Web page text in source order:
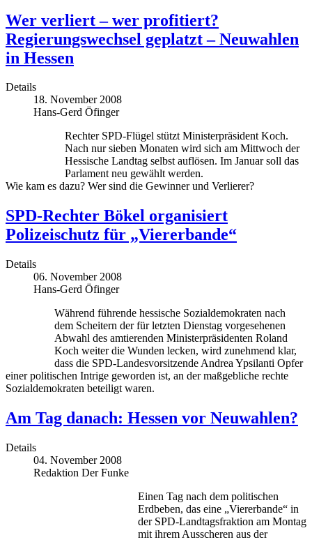
Wer verliert – wer profitiert?
Regierungswechsel geplatzt – Neuwahlen
in Hessen
Details
18. November 2008
Hans-Gerd Öfinger
Rechter SPD-Flügel stützt Ministerpräsident Koch.
Nach nur sieben Monaten wird sich am Mittwoch der
Hessische Landtag selbst auflösen. Im Januar soll das
Parlament neu gewählt werden.
Wie kam es dazu? Wer sind die Gewinner und Verlierer?
SPD-Rechter Bökel organisiert
Polizeischutz für „Viererbande“
Details
06. November 2008
Hans-Gerd Öfinger
Während führende hessische Sozialdemokraten nach
dem Scheitern der für letzten Dienstag vorgesehenen
Abwahl des amtierenden Ministerpräsidenten Roland
Koch weiter die Wunden lecken, wird zunehmend klar,
dass die SPD-Landesvorsitzende Andrea Ypsilanti Opfer
einer politischen Intrige geworden ist, an der maßgebliche rechte
Sozialdemokraten beteiligt waren.
Am Tag danach: Hessen vor Neuwahlen?
Details
04. November 2008
Redaktion Der Funke
Einen Tag nach dem politischen
Erdbeben, das eine „Viererbande“ in
der SPD-Landtagsfraktion am Montag
mit ihrem Ausscheren aus der